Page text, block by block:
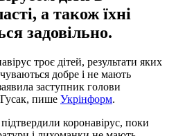
а також їхні
задовільно.
троє дітей, результати яких
добре і не мають
заступник голови
пише Укрінформ.
коронавірус, поки